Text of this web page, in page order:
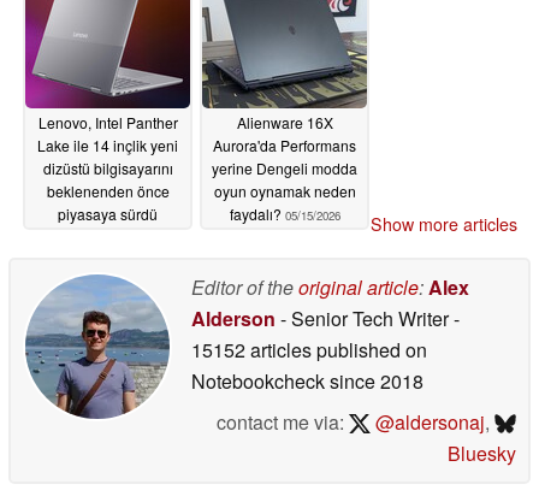
Lenovo, Intel Panther
Lake ile 14 inçlik yeni
dizüstü bilgisayarını
beklenenden önce
piyasaya sürdü
Alienware 16X
Aurora'da Performans
yerine Dengeli modda
oyun oynamak neden
faydalı? 05/15/2026 Show more articles
Editor of theoriginal article:Alex
Alderson - Senior Tech Writer-
15152 articles published on
Notebookchecksince 2018
contact me via:
@aldersonaj,
Bluesky